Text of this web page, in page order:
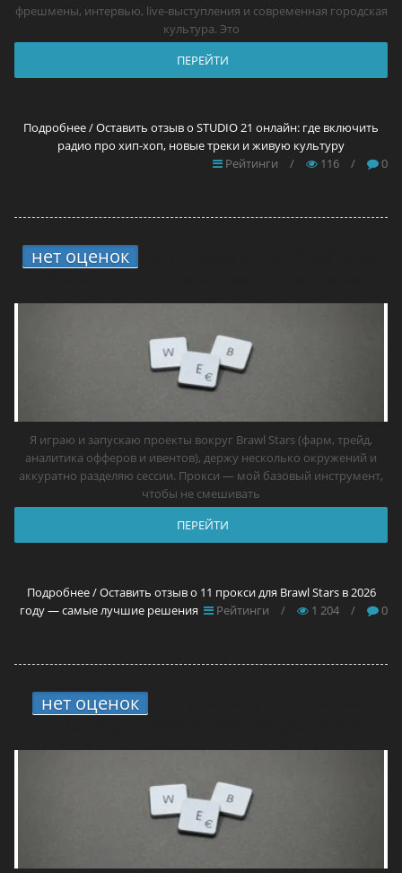
фрешмены, интервью, live-выступления и современная городская
культура. Это
ПЕРЕЙТИ
Подробнее / Оставить отзыв о STUDIO 21 онлайн: где включить
радио про хип-хоп, новые треки и живую культуру
Рейтинги
/ 116 / 0
нет оценок
Я играю и запускаю проекты вокруг Brawl Stars (фарм, трейд,
аналитика офферов и ивентов), держу несколько окружений и
аккуратно разделяю сессии. Прокси — мой базовый инструмент,
чтобы не смешивать
ПЕРЕЙТИ
Подробнее / Оставить отзыв о 11 прокси для Brawl Stars в 2026
году — самые лучшие решения
Рейтинги / 1 204 / 0
нет оценок